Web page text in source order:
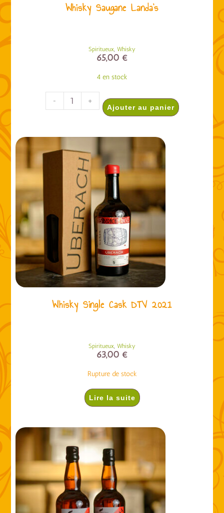
Whisky Saugane Landa’s
Spiritueux, Whisky
65,00 €
4 en stock
- +
Ajouter au panier
Whisky Single Cask DTV 2021
Spiritueux, Whisky
63,00 €
Rupture de stock
Lire la suite